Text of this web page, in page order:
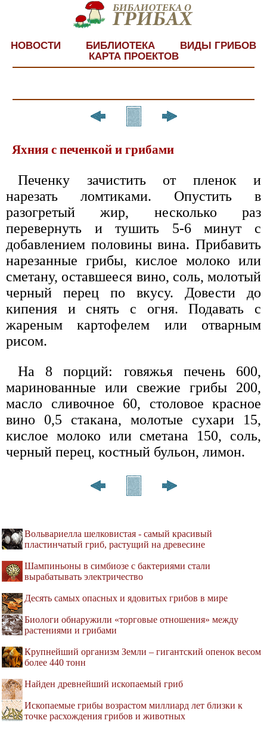
НОВОСТИ БИБЛИОТЕКА
ВИДЫ ГРИБОВ
КАРТА ПРОЕКТОВ
Яхния с печенкой и грибами
Печенку зачистить от пленок и
нарезать ломтиками. Опустить в
разогретый жир, несколько раз
перевернуть и тушить 5-6 минут с
добавлением половины вина. Прибавить
нарезанные грибы, кислое молоко или
сметану, оставшееся вино, соль, молотый
черный перец по вкусу. Довести до
кипения и снять с огня. Подавать с
жареным картофелем или отварным
рисом.
На 8 порций: говяжья печень 600,
маринованные или свежие грибы 200,
масло сливочное 60, столовое красное
вино 0,5 стакана, молотые сухари 15,
кислое молоко или сметана 150, соль,
черный перец, костный бульон, лимон.
Вольвариелла шелковистая - самый красивый
пластинчатый гриб, растущий на древесине
Шампиньоны в симбиозе с бактериями стали
вырабатывать электричество
Десять самых опасных и ядовитых грибов в мире
Биологи обнаружили «торговые отношения» между
растениями и грибами
Крупнейший организм Земли – гигантский опенок весом
более 440 тонн
Найден древнейший ископаемый гриб
Ископаемые грибы возрастом миллиард лет близки к
точке расхождения грибов и животных